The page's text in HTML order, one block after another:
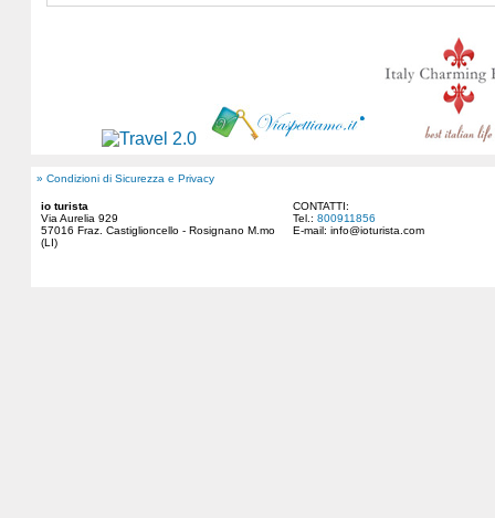
» Condizioni di Sicurezza e Privacy
io turista
Via Aurelia 929
57016 Fraz. Castiglioncello - Rosignano M.mo
(LI)
CONTATTI:
Tel.: 800911856
E-mail: info@ioturista.com